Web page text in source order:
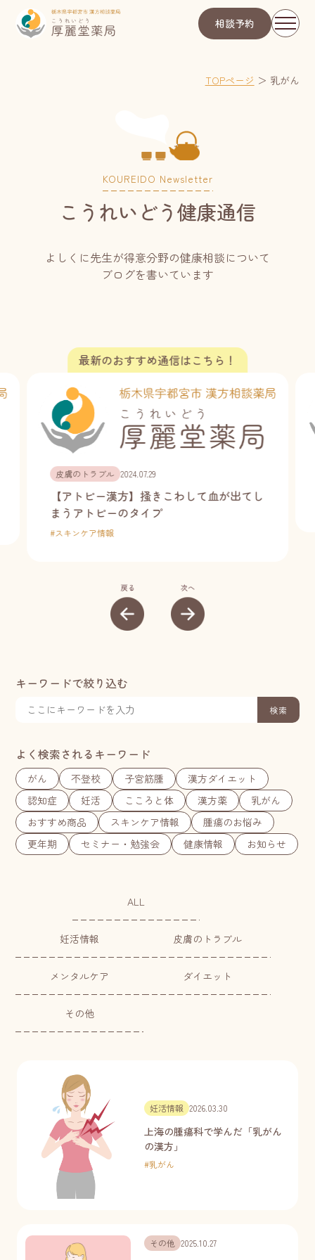
相談予約
TOPページ ＞ 乳がん
KOUREIDO Newsletter
こうれいどう健康通信
よしくに先生が得意分野の健康相談について
ブログを書いています
皮膚のトラブル 2024.07.29
【アトピー漢方】掻きこわして血が出てし
まうアトピーのタイプ
#スキンケア情報
キーワードで絞り込む
検索
よく検索されるキーワード
がん 不登校 子宮筋腫
漢方ダイエット
認知症
妊活 こころと体 漢方薬
乳がん
おすすめ商品
スキンケア情報
腫瘍のお悩み
更年期
セミナー・勉強会 健康情報 お知らせ
ALL
妊活情報 皮膚のトラブル
メンタルケア ダイエット
その他
妊活情報 2026.03.30
上海の腫瘍科で学んだ「乳がん
の漢方」
#乳がん
その他 2025.10.27